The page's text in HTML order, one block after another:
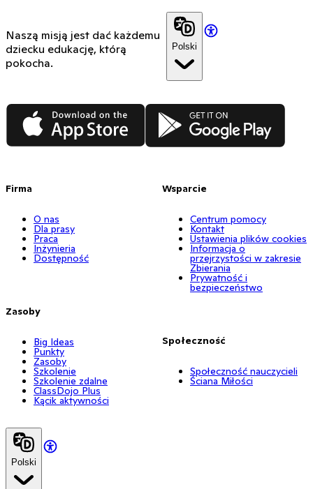
Naszą misją jest dać każdemu
dziecku edukację, którą
pokocha.
Polski
App Store Google Play
Firma
O nas
Dla prasy
Praca
Inżynieria
Dostępność
Zasoby
Big Ideas
Punkty
Zasoby
Szkolenie
Szkolenie zdalne
ClassDojo Plus
Kącik aktywności
Wsparcie
Centrum pomocy
Kontakt
Ustawienia plików cookies
Informacja o
przejrzystości w zakresie
Zbierania
Prywatność i
bezpieczeństwo
Społeczność
Społeczność nauczycieli
Ściana Miłości
Polski